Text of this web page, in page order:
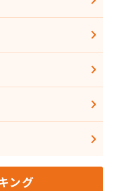
ング